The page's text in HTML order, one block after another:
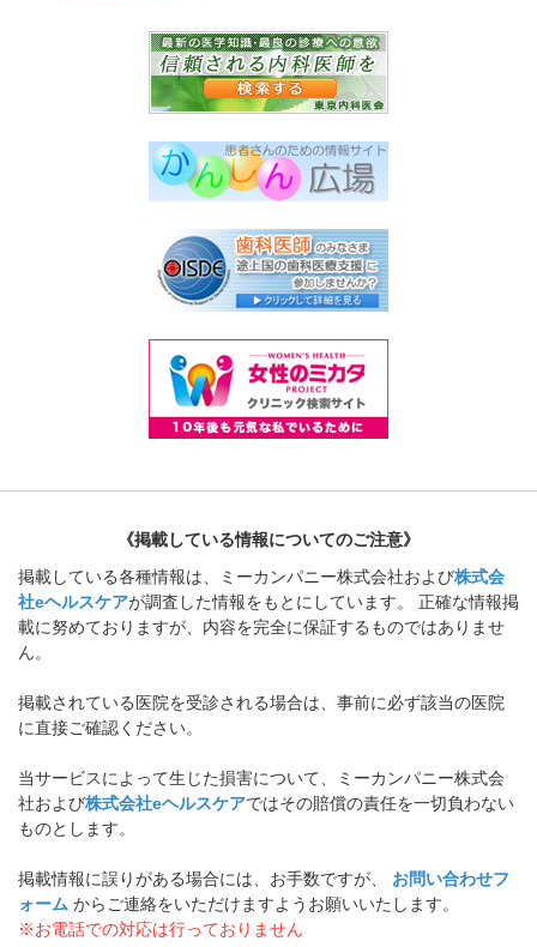
《掲載している情報についてのご注意》
掲載している各種情報は、ミーカンパニー株式会社および株式会
社eヘルスケアが調査した情報をもとにしています。 正確な情報掲
載に努めておりますが、内容を完全に保証するものではありませ
ん。
掲載されている医院を受診される場合は、事前に必ず該当の医院
に直接ご確認ください。
当サービスによって生じた損害について、ミーカンパニー株式会
社および株式会社eヘルスケアではその賠償の責任を一切負わない
ものとします。
掲載情報に誤りがある場合には、お手数ですが、 お問い合わせフ
ォーム からご連絡をいただけますようお願いいたします。
※お電話での対応は行っておりません